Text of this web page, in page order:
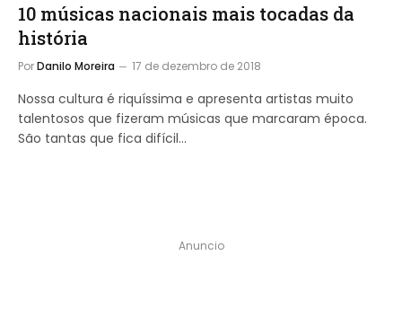
10 músicas nacionais mais tocadas da
história
PorDanilo Moreira 17 de dezembro de 2018
Nossa cultura é riquíssima e apresenta artistas muito
talentosos que fizeram músicas que marcaram época.
São tantas que fica difícil…
Anuncio